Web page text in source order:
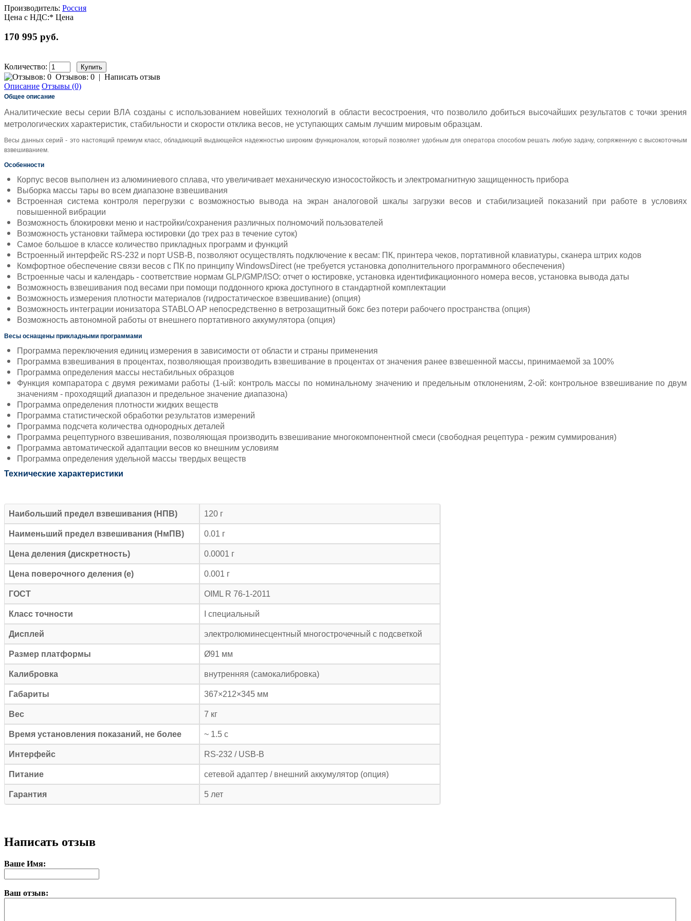
Производитель: Россия
Цена с НДС:* Цена
170 995 руб.
Количество:
Отзывов: 0 | Написать отзыв
Описание Отзывы (0)
Общее описание
Аналитические весы серии ВЛА созданы с использованием новейших технологий в области весостроения, что позволило добиться высочайших результатов с точки зрения
метрологических характеристик, стабильности и скорости отклика весов, не уступающих самым лучшим мировым образцам.
Весы данных серий - это настоящий премиум класс, обладающий выдающейся надежностью широким функционалом, который позволяет удобным для оператора способом решать любую задачу, сопряженную с высокоточным
взвешиванием.
Особенности
Корпус весов выполнен из алюминиевого сплава, что увеличивает механическую износостойкость и электромагнитную защищенность прибора
Выборка массы тары во всем диапазоне взвешивания
Встроенная система контроля перегрузки с возможностью вывода на экран аналоговой шкалы загрузки весов и стабилизацией показаний при работе в условиях
повышенной вибрации
Возможность блокировки меню и настройки/сохранения различных полномочий пользователей
Возможность установки таймера юстировки (до трех раз в течение суток)
Самое большое в классе количество прикладных программ и функций
Встроенный интерфейс RS-232 и порт USB-B, позволяют осуществлять подключение к весам: ПК, принтера чеков, портативной клавиатуры, сканера штрих кодов
Комфортное обеспечение связи весов с ПК по принципу WindowsDirect (не требуется установка дополнительного программного обеспечения)
Встроенные часы и календарь - соответствие нормам GLP/GMP/ISO: отчет о юстировке, установка идентификационного номера весов, установка вывода даты
Возможность взвешивания под весами при помощи поддонного крюка доступного в стандартной комплектации
Возможность измерения плотности материалов (гидростатическое взвешивание) (опция)
Возможность интеграции ионизатора STABLO AP непосредственно в ветрозащитный бокс без потери рабочего пространства (опция)
Возможность автономной работы от внешнего портативного аккумулятора (опция)
Весы оснащены прикладными программами
Программа переключения единиц измерения в зависимости от области и страны применения
Программа взвешивания в процентах, позволяющая производить взвешивание в процентах от значения ранее взвешенной массы, принимаемой за 100%
Программа определения массы нестабильных образцов
Функция компаратора с двумя режимами работы (1-ый: контроль массы по номинальному значению и предельным отклонениям, 2-ой: контрольное взвешивание по двум
значениям - проходящий диапазон и предельное значение диапазона)
Программа определения плотности жидких веществ
Программа статистической обработки результатов измерений
Программа подсчета количества однородных деталей
Программа рецептурного взвешивания, позволяющая производить взвешивание многокомпонентной смеси (свободная рецептура - режим суммирования)
Программа автоматической адаптации весов ко внешним условиям
Программа определения удельной массы твердых веществ
Технические характеристики
Наибольший предел взвешивания (НПВ) 120 г
Наименьший предел взвешивания (НмПВ) 0.01 г
Цена деления (дискретность) 0.0001 г
Цена поверочного деления (е) 0.001 г
ГОСТ OIML R 76-1-2011
Класс точности I специальный
Дисплей электролюминесцентный многострочечный с подсветкой
Размер платформы Ø91 мм
Калибровка внутренняя (самокалибровка)
Габариты 367×212×345 мм
Вес 7 кг
Время установления показаний, не более ~ 1.5 с
Интерфейс RS-232 / USB-B
Питание сетевой адаптер / внешний аккумулятор (опция)
Гарантия 5 лет
Написать отзыв
Ваше Имя:
Ваш отзыв: